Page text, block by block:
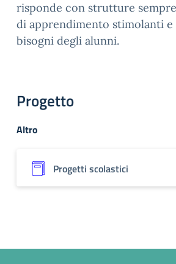
risponde con strutture
di apprendimento stimolanti
bisogni degli alunni.
Progetto
Altro
Progetti scolastici